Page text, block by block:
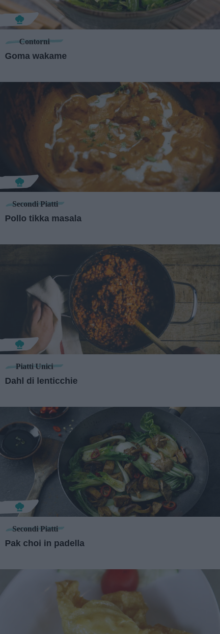
Contorni
Goma wakame
Secondi Piatti
Pollo tikka masala
Piatti Unici
Dahl di lenticchie
Secondi Piatti
Pak choi in padella